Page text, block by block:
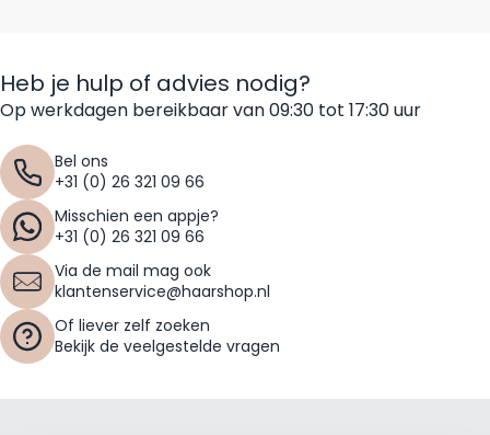
Heb je hulp of advies nodig?
Op werkdagen bereikbaar van 09:30 tot 17:30 uur
Bel ons
+31 (0) 26 321 09 66
Misschien een appje?
+31 (0) 26 321 09 66
Via de mail mag ook
klantenservice@haarshop.nl
Of liever zelf zoeken
Bekijk de veelgestelde vragen